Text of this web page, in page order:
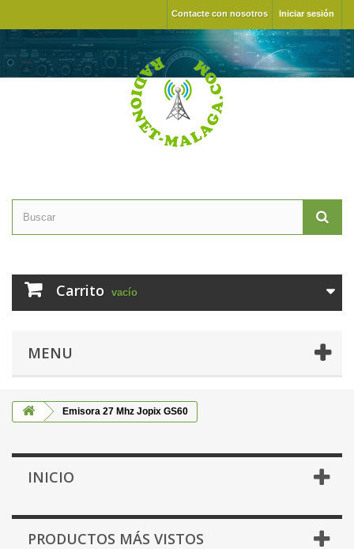
Iniciar sesión
Contacte con nosotros
Carrito vacío
MENU
Emisora 27 Mhz Jopix GS60
INICIO
PRODUCTOS MÁS VISTOS